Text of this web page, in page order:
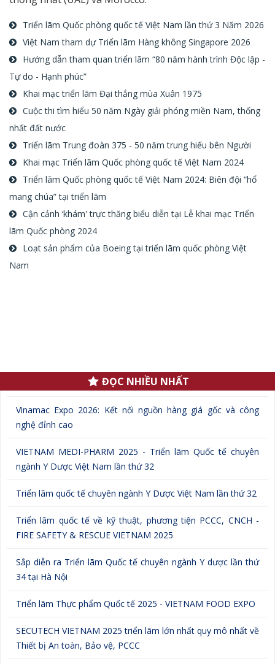
Triển lãm Quốc phòng quốc tế Việt Nam lần thứ 3 Năm 2026
Việt Nam tham dự Triển lãm Hàng không Singapore 2026
Hướng dẫn tham quan triển lãm “80 năm hành trình Độc lập -
Tự do - Hạnh phúc”
Khai mạc triển lãm Đại thắng mùa Xuân 1975
Cuộc thi tìm hiểu 50 năm Ngày giải phóng miền Nam, thống
nhất đất nước
Triển lãm Trung đoàn 375 - 50 năm trung hiếu bên Người
Khai mạc Triển lãm Quốc phòng quốc tế Việt Nam 2024
Triển lãm Quốc phòng quốc tế Việt Nam 2024: Biên đội “hổ
mang chúa” tại triển lãm
Cận cảnh ‘khám' trực thăng biểu diễn tại Lễ khai mạc Triển
lãm Quốc phòng 2024
Loạt sản phẩm của Boeing tại triển lãm quốc phòng Việt
Nam
. ĐỌC NHIỀU NHẤT
Vinamac Expo 2026: Kết nối nguồn hàng giá gốc và công
nghệ đỉnh cao
VIETNAM MEDI-PHARM 2025 - Triển lãm Quốc tế chuyên
ngành Y Dược Việt Nam lần thứ 32
Triển lãm quốc tế chuyên ngành Y Dược Việt Nam lần thứ 32
Triển lãm quốc tế về kỹ thuật, phương tiện PCCC, CNCH -
FIRE SAFETY & RESCUE VIETNAM 2025
Sắp diễn ra Triển lãm Quốc tế chuyên ngành Y dược lần thứ
34 tại Hà Nội
Triển lãm Thực phẩm Quốc tế 2025 - VIETNAM FOOD EXPO
SECUTECH VIETNAM 2025 triển lãm lớn nhất quy mô nhất về
Thiết bị An toàn, Bảo vệ, PCCC